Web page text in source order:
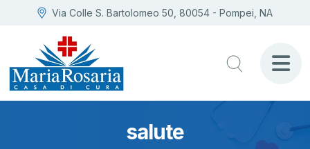
Via Colle S. Bartolomeo 50, 80054 - Pompei, NA
salute